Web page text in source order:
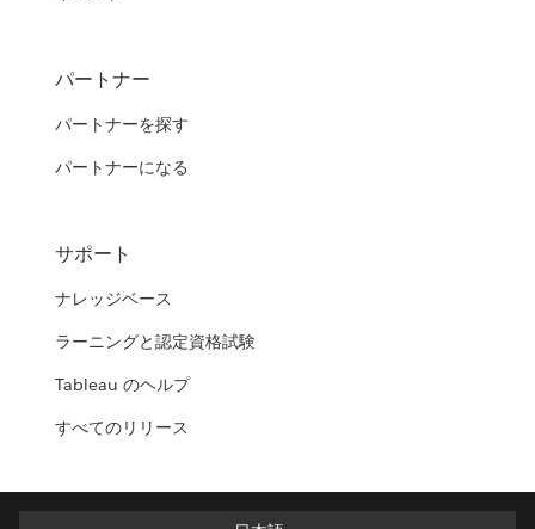
パートナー
パートナーを探す
パートナーになる
サポート
ナレッジベース
ラーニングと認定資格試験
Tableau のヘルプ
すべてのリリース